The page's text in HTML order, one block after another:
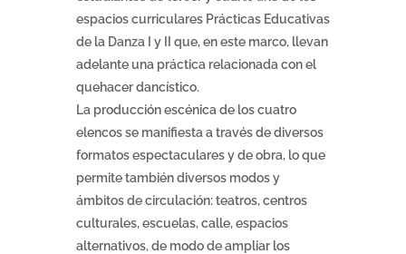
espacios curriculares Prácticas Educativas
de la Danza I y II que, en este marco, llevan
adelante una práctica relacionada con el
quehacer dancístico.
La producción escénica de los cuatro
elencos se manifiesta a través de diversos
formatos espectaculares y de obra, lo que
permite también diversos modos y
ámbitos de circulación: teatros, centros
culturales, escuelas, calle, espacios
alternativos, de modo de ampliar los